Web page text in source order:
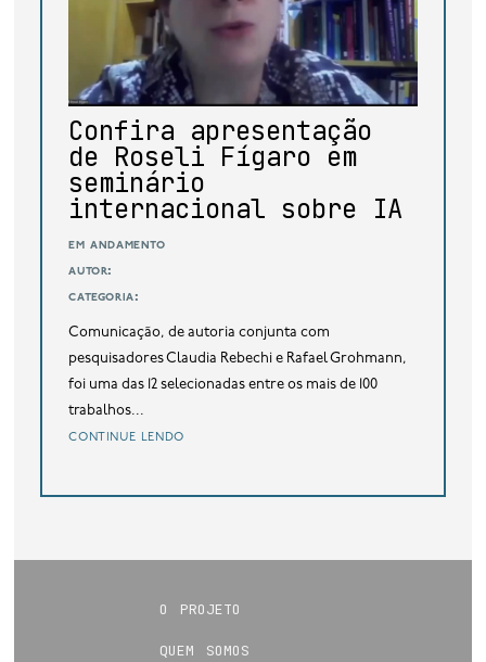
base de dados
publicações na mídia
Confira apresentação
de Roseli Fígaro em
seminário
internacional sobre IA
em andamento
autor:
categoria:
Comunicação, de autoria conjunta com
pesquisadores Claudia Rebechi e Rafael Grohmann,
foi uma das 12 selecionadas entre os mais de 100
trabalhos...
continue lendo
o projeto
quem somos